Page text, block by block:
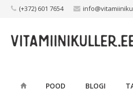
(+372) 601 7654
POOD BLOGI